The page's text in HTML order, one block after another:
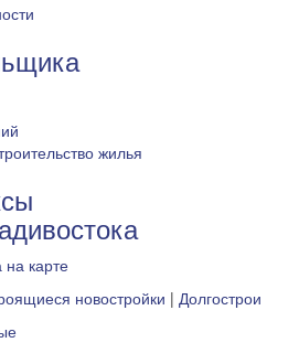
жилья
на карте
новостройки | Долгострои